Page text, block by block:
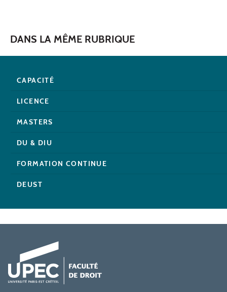
DANS LA MÊME RUBRIQUE
CAPACITÉ
LICENCE
MASTERS
DU & DIU
FORMATION CONTINUE
DEUST